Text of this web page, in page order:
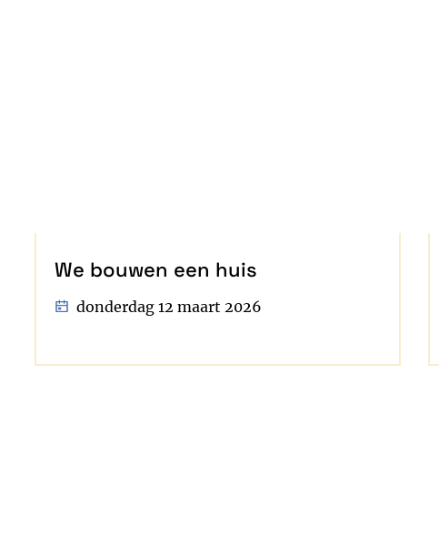
We bouwen een huis
donderdag 12 maart 2026